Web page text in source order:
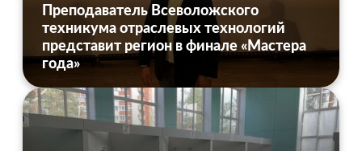
Преподаватель Всеволожского
техникума отраслевых технологий
представит регион в финале «Мастера
года»